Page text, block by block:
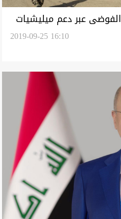
الفوضى عبر دعم ميليشيات
2019-09-25 16:10